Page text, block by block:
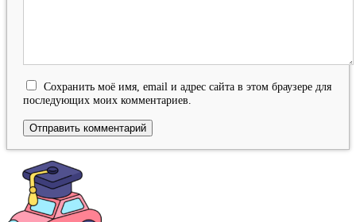
Сохранить моё имя, email и адрес сайта в этом браузере для
последующих моих комментариев.